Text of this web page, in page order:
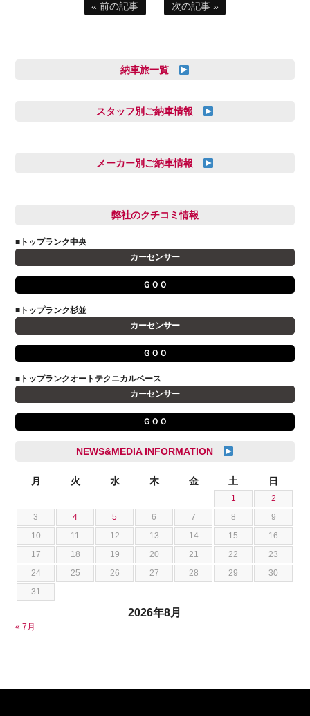
« 前の記事 次の記事 »
納車旅一覧
スタッフ別ご納車情報
多田 健人
小澤 孝久
小野 利公
山本 大輔
岩井 裕一
横井 直樹
石川 成一郎
荒居 力哉
荻野 雅史
菊池 大誠
藤本 京弥
西川 諒
メーカー別ご納車情報
FIAT
アストンマーティン
アルファロメオ
キャデラック
クライスラー
クライスラージープ
スズキ
ダッジ
テスラ
トヨタ
ニッサン
フェラーリ
フォルクスワーゲン
ポルシェ
弊社のクチコミ情報
■トップランク中央
カーセンサー
ＧＯＯ
■トップランク杉並
カーセンサー
ＧＯＯ
■トップランクオートテクニカルベース
カーセンサー
ＧＯＯ
NEWS&MEDIA INFORMATION
2026年8月
月 火 水 木 金 土 日
1
2
3
4 5 6 7 8
9
10
11 12 13 14 15
16
17
18 19 20 21 22
23
24
25 26 27 28 29
30
31
« 7月